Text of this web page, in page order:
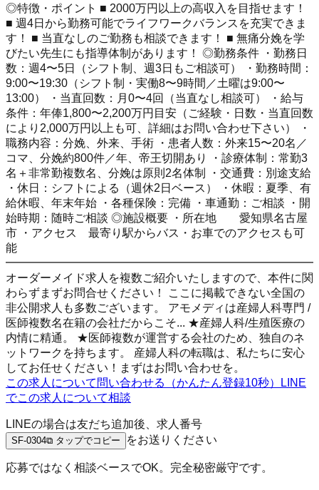
◎特徴・ポイント ■ 2000万円以上の高収入を目指せます！
■ 週4日から勤務可能でライフワークバランスを充実できま
す！ ■ 当直なしのご勤務も相談できます！ ■ 無痛分娩を学
びたい先生にも指導体制があります！ ◎勤務条件 ・勤務日
数：週4〜5日（シフト制、週3日もご相談可） ・勤務時間：
9:00〜19:30（シフト制・実働8〜9時間／土曜は9:00〜
13:00） ・当直回数：月0〜4回（当直なし相談可） ・給与
条件：年俸1,800〜2,200万円目安（ご経験・日数・当直回数
により2,000万円以上も可、詳細はお問い合わせ下さい） ・
職務内容：分娩、外来、手術 ・患者人数：外来15〜20名／
コマ、分娩約800件／年、帝王切開あり ・診療体制：常勤3
名＋非常勤複数名、分娩は原則2名体制 ・交通費：別途支給
・休日：シフトによる（週休2日ベース） ・休暇：夏季、有
給休暇、年末年始 ・各種保険：完備 ・車通勤：ご相談 ・開
始時期：随時ご相談 ◎施設概要 ・所在地 愛知県名古屋
市 ・アクセス 最寄り駅からバス・お車でのアクセスも可
能
━━━━━━━━━━━━━━━━━━━━━━━━━━━
オーダーメイド求人を複数ご紹介いたしますので、本件に関
わらずまずお問合せください！ ここに掲載できない全国の
非公開求人も多数ございます。 アモメディは産婦人科専門 /
医師複数名在籍の会社だからこそ... ★産婦人科/生殖医療の
内情に精通。 ★医師複数が運営する会社のため、独自のネ
ットワークを持ちます。 産婦人科の転職は、私たちに安心
してお任せください！まずはお問い合わせを。
この求人について問い合わせる（かんたん登録10秒）
LINE
でこの求人について相談
LINEの場合は友だち追加後、求人番号
SF-0304⧉ タップでコピー をお送りください
応募ではなく相談ベースでOK。完全秘密厳守です。